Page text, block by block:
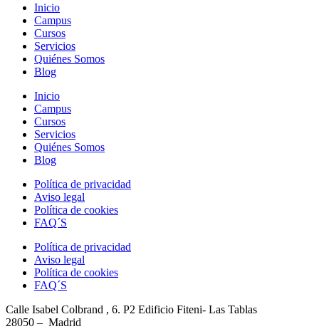
Inicio
Campus
Cursos
Servicios
Quiénes Somos
Blog
Inicio
Campus
Cursos
Servicios
Quiénes Somos
Blog
Política de privacidad
Aviso legal
Política de cookies
FAQ´S
Política de privacidad
Aviso legal
Política de cookies
FAQ´S
Calle Isabel Colbrand , 6. P2 Edificio Fiteni- Las Tablas
28050 – Madrid